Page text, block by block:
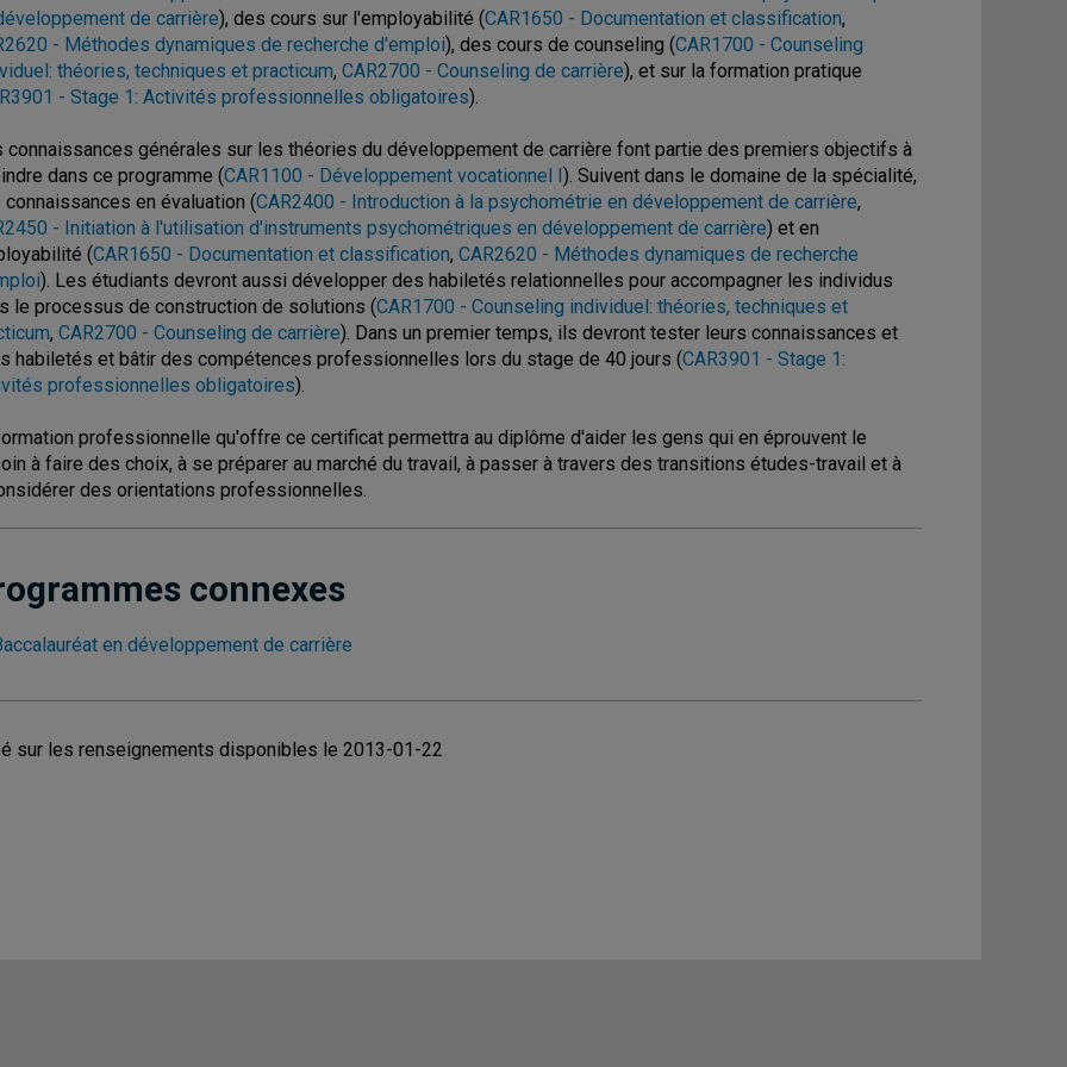
de carrière), des cours sur l'employabilité (CAR1650 - Documentation et classification,
- Méthodes dynamiques de recherche d'emploi), des cours de counseling (CAR1700 - Counseling
théories, techniques et practicum, CAR2700 - Counseling de carrière), et sur la formation pratique
- Stage 1: Activités professionnelles obligatoires).
connaissances générales sur les théories du développement de carrière font partie des premiers objectifs à
dans ce programme (CAR1100 - Développement vocationnel I). Suivent dans le domaine de la spécialité,
connaissances en évaluation (CAR2400 - Introduction à la psychométrie en développement de carrière,
- Initiation à l'utilisation d'instruments psychométriques en développement de carrière) et en
(CAR1650 - Documentation et classification, CAR2620 - Méthodes dynamiques de recherche
). Les étudiants devront aussi développer des habiletés relationnelles pour accompagner les individus
le processus de construction de solutions (CAR1700 - Counseling individuel: théories, techniques et
, CAR2700 - Counseling de carrière). Dans un premier temps, ils devront tester leurs connaissances et
habiletés et bâtir des compétences professionnelles lors du stage de 40 jours (CAR3901 - Stage 1:
professionnelles obligatoires).
professionnelle qu'offre ce certificat permettra au diplôme d'aider les gens qui en éprouvent le
à faire des choix, à se préparer au marché du travail, à passer à travers des transitions études-travail et à
des orientations professionnelles.
connexes
en développement de carrière
sur les renseignements disponibles le 2013-01-22